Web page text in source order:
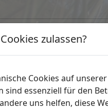
auf der
der
e.V.
zulassen?
Cookies auf
sind essenziell für den
uns helfen, diese